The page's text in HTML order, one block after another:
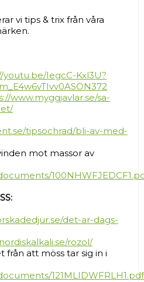
vi tips & trix från våra
youtu.be/IegcC-Kxl3U?
www.myggjavlar.se/sa-
tipsochrad/bli-av-med-
mot massor av
det-ar-dags-
rozol/
från att möss tar sig in i
121MLIDWFRLH1.pdf